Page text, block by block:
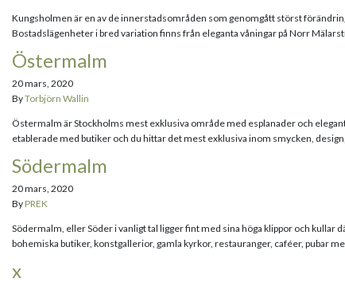
Kungsholmen är en av de innerstadsområden som genomgått störst
Bostadslägenheter i bred variation finns från eleganta våningar på Norr
Östermalm
20 mars, 2020
ByTorbjörn Wallin
Östermalm är Stockholms mest exklusiva område med esplanader och
etablerade med butiker och du hittar det mest exklusiva inom smycken,
Södermalm
20 mars, 2020
By PREK
Södermalm, eller Söder i vanligt tal ligger fint med sina höga klippor och
bohemiska butiker, konstgallerior, gamla kyrkor, restauranger, caféer, pubar
x